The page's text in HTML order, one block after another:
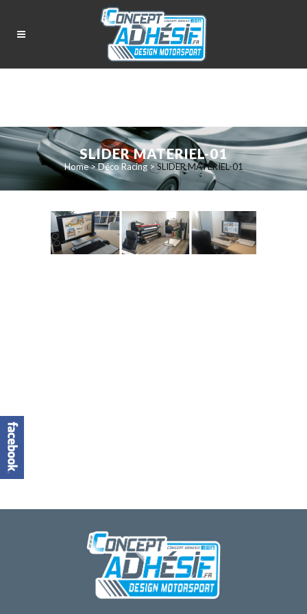
SLIDER MATERIEL-01
Home>Déco Racing>SLIDER MATERIEL-01